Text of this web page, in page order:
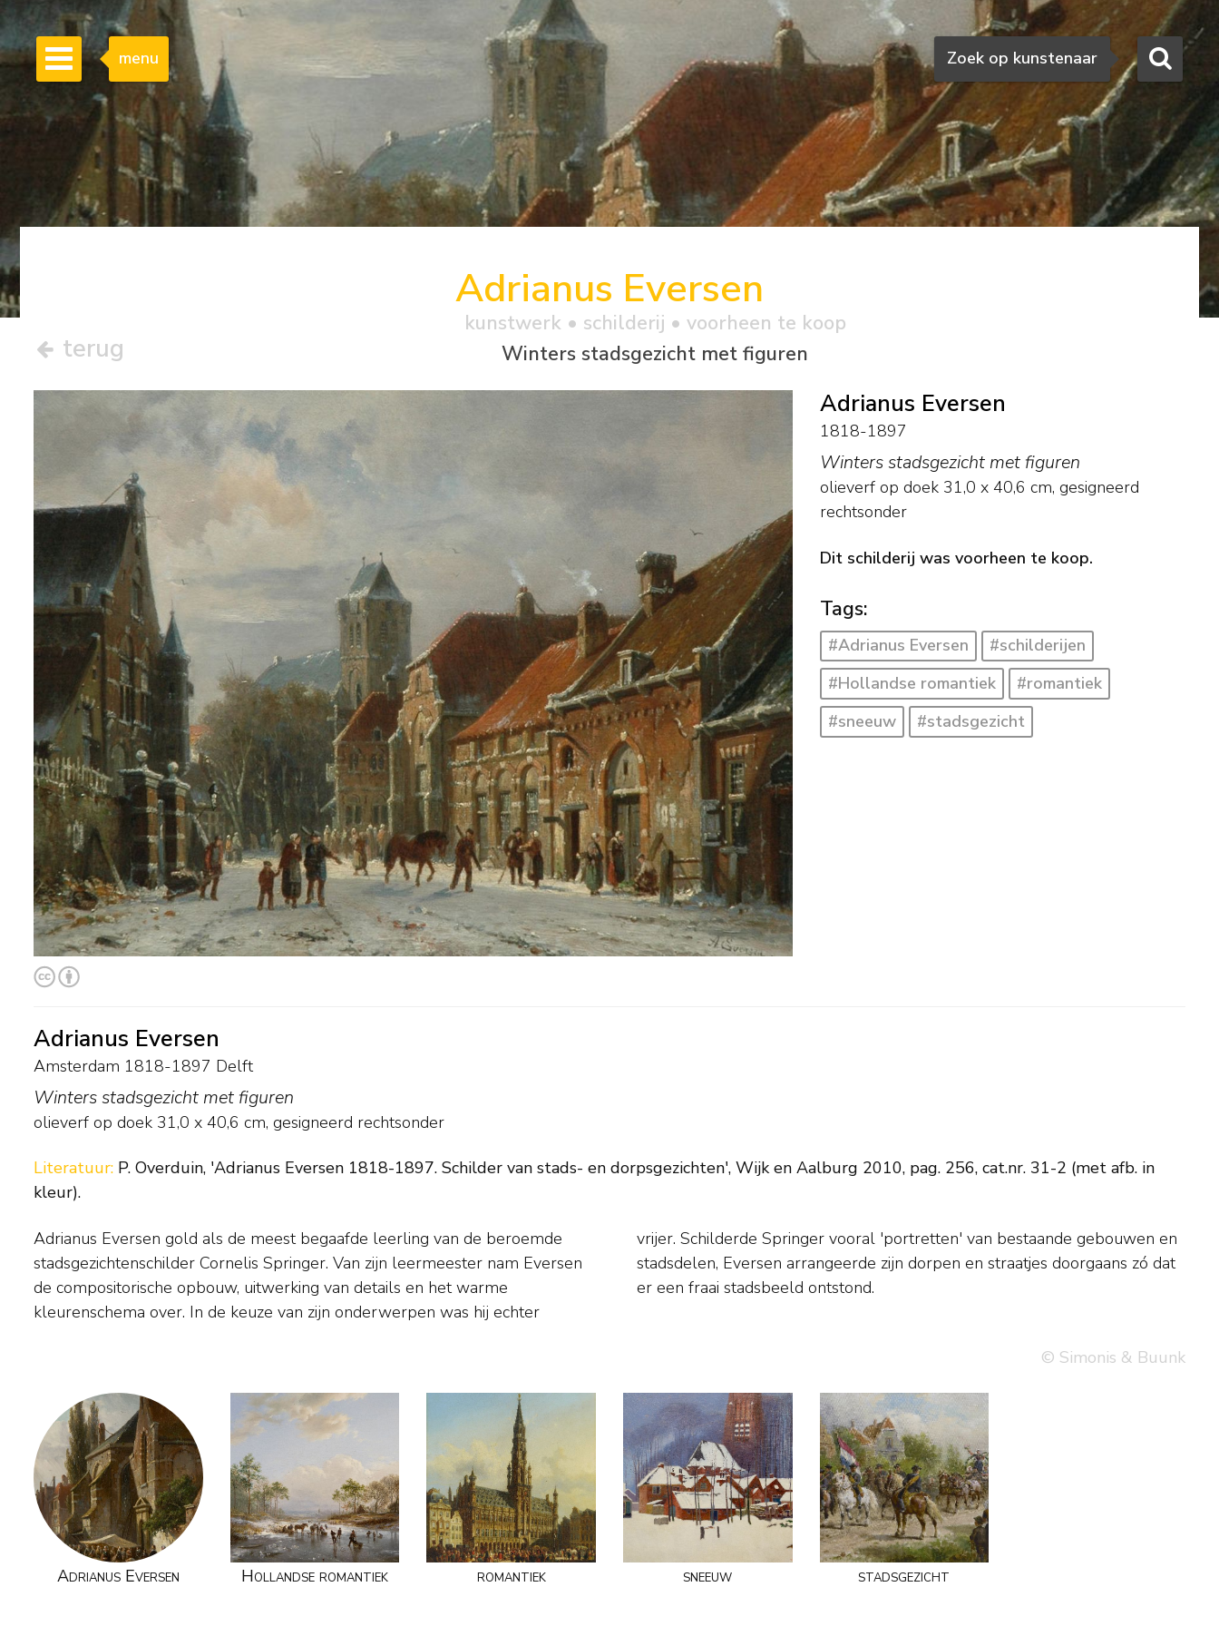
Zoeken
Zoek op kunstenaar
menu
terug
Adrianus Eversen
kunstwerk • schilderij • voorheen te koop
Winters stadsgezicht met figuren
Adrianus Eversen
1818-1897
Winters stadsgezicht met figuren
olieverf op doek 31,0 x 40,6 cm, gesigneerd
rechtsonder
Dit schilderij was voorheen te koop.
Tags:
#Adrianus Eversen
#schilderijen
#Hollandse romantiek
#romantiek
#sneeuw
#stadsgezicht
Adrianus Eversen
Amsterdam 1818-1897 Delft
Winters stadsgezicht met figuren
olieverf op doek 31,0 x 40,6 cm, gesigneerd rechtsonder
Literatuur: P. Overduin, 'Adrianus Eversen 1818-1897. Schilder van stads- en dorpsgezichten', Wijk en Aalburg 2010, pag. 256, cat.nr. 31-2 (met afb. in
kleur).
Adrianus Eversen gold als de meest begaafde leerling van de beroemde
stadsgezichtenschilder Cornelis Springer. Van zijn leermeester nam Eversen
de compositorische opbouw, uitwerking van details en het warme
kleurenschema over. In de keuze van zijn onderwerpen was hij echter
vrijer. Schilderde Springer vooral 'portretten' van bestaande gebouwen en
stadsdelen, Eversen arrangeerde zijn dorpen en straatjes doorgaans zó dat
er een fraai stadsbeeld ontstond.
© Simonis & Buunk
Adrianus Eversen Hollandse romantiek romantiek sneeuw stadsgezicht